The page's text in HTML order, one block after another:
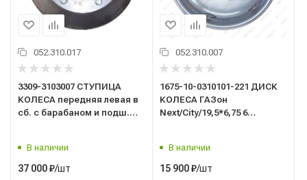
052.310.017
3309-3103007 СТУПИЦА
КОЛЕСА передняя левая в
сб. с барабаном и подш.
В наличии
37 000₽/шт
052.310.007
1675-10-0310101-221 ДИСК
КОЛЕСА ГАЗон
Next/City/19,5*6,75 6
В наличии
15 900₽/шт